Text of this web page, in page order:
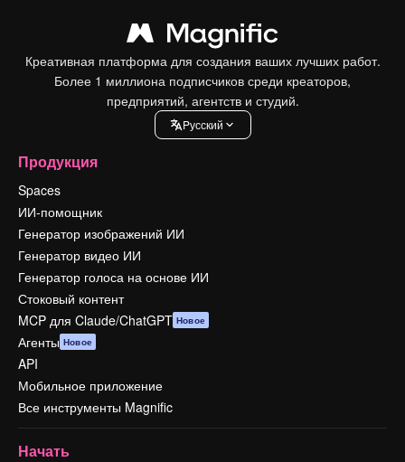
Креативная платформа для создания ваших лучших работ.
Более 1 миллиона подписчиков среди креаторов,
предприятий, агентств и студий.
Pусский
Продукция
Spaces
ИИ-помощник
Генератор изображений ИИ
Генератор видео ИИ
Генератор голоса на основе ИИ
Стоковый контент
MCP для Claude/ChatGPT Новое
Агенты Новое
API
Мобильное приложение
Все инструменты Magnific
Начать